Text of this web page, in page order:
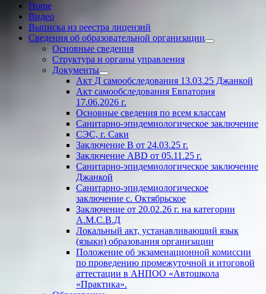
Home
Видео
Выписка из реестра лицензий
Сведения об образовательной организации
Основные сведения
Структура и органы управления
Документы
Акт Д самообследования 13.03.25 Джанкой
Акт самообследования Евпатория
17.06.2026 г.
Основные сведения по всем классам
Санитарно-эпидемиологическое заключение
СЭС, г. Саки
Заключение В от 24.03.25 г.
Заключение АВD от 05.11.25 г.
Санитарно-эпидемиологическое заключение
Джанкой
Санитарно-эпидемиологическое
заключение с. Октябрьское
Заключение от 20.02.26 г. на категории
А.М.С.В.Д
Локальный акт, устанавливающий язык
(языки) образования организации
Положение об экзаменационной комиссии
по проведению промежуточной и итоговой
аттестации в АНПОО «Автошкола
«Практика».